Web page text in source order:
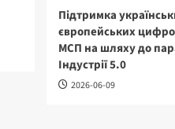
Підтримка
європейських
МСП на шляху до
Індустрії 5.0
2026-06-09